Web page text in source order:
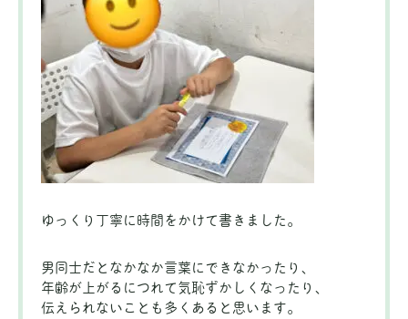
ゆっくり丁寧に時間をかけて書きました。
男同士だとなかなか言葉にできなかったり、
年齢が上がるにつれて気恥ずかしくなったり、
伝えられないことも多くあると思います。